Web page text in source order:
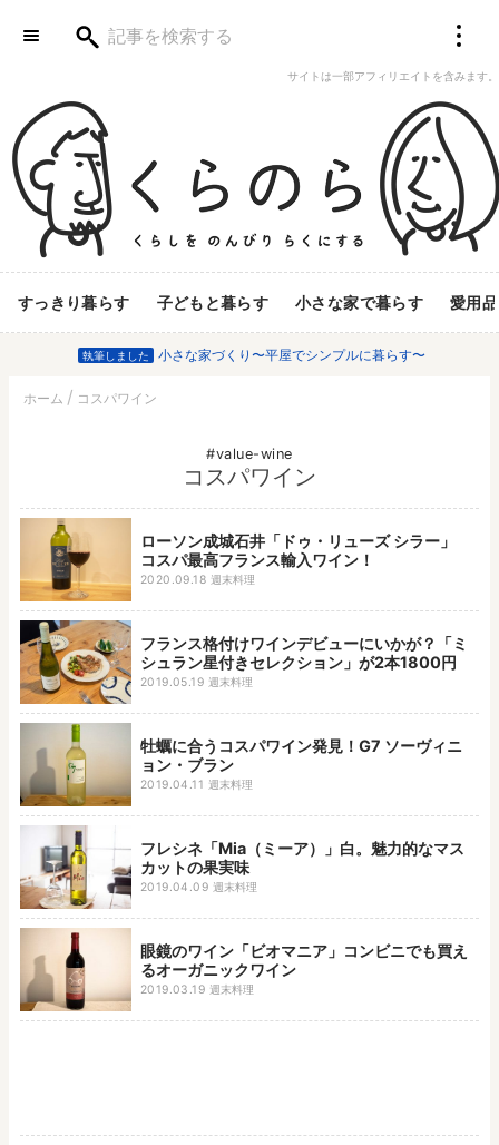
サイトは一部アフィリエイトを含みます。
すっきり暮らす 子どもと暮らす 小さな家で暮らす 愛用品
執筆しました 小さな家づくり〜平屋でシンプルに暮らす〜
ホーム コスパワイン
value-wine
コスパワイン
ローソン成城石井「ドゥ・リューズ シラー」
コスパ最高フランス輸入ワイン！
2020.09.18 週末料理
フランス格付けワインデビューにいかが？「ミ
シュラン星付きセレクション」が2本1800円
2019.05.19 週末料理
牡蠣に合うコスパワイン発見！G7 ソーヴィニ
ョン・ブラン
2019.04.11 週末料理
フレシネ「Mia（ミーア）」白。魅力的なマス
カットの果実味
2019.04.09 週末料理
眼鏡のワイン「ビオマニア」コンビニでも買え
るオーガニックワイン
2019.03.19 週末料理